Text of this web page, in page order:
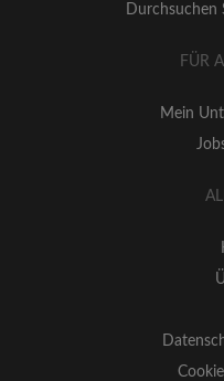
Durchsuchen
FÜR
Mein